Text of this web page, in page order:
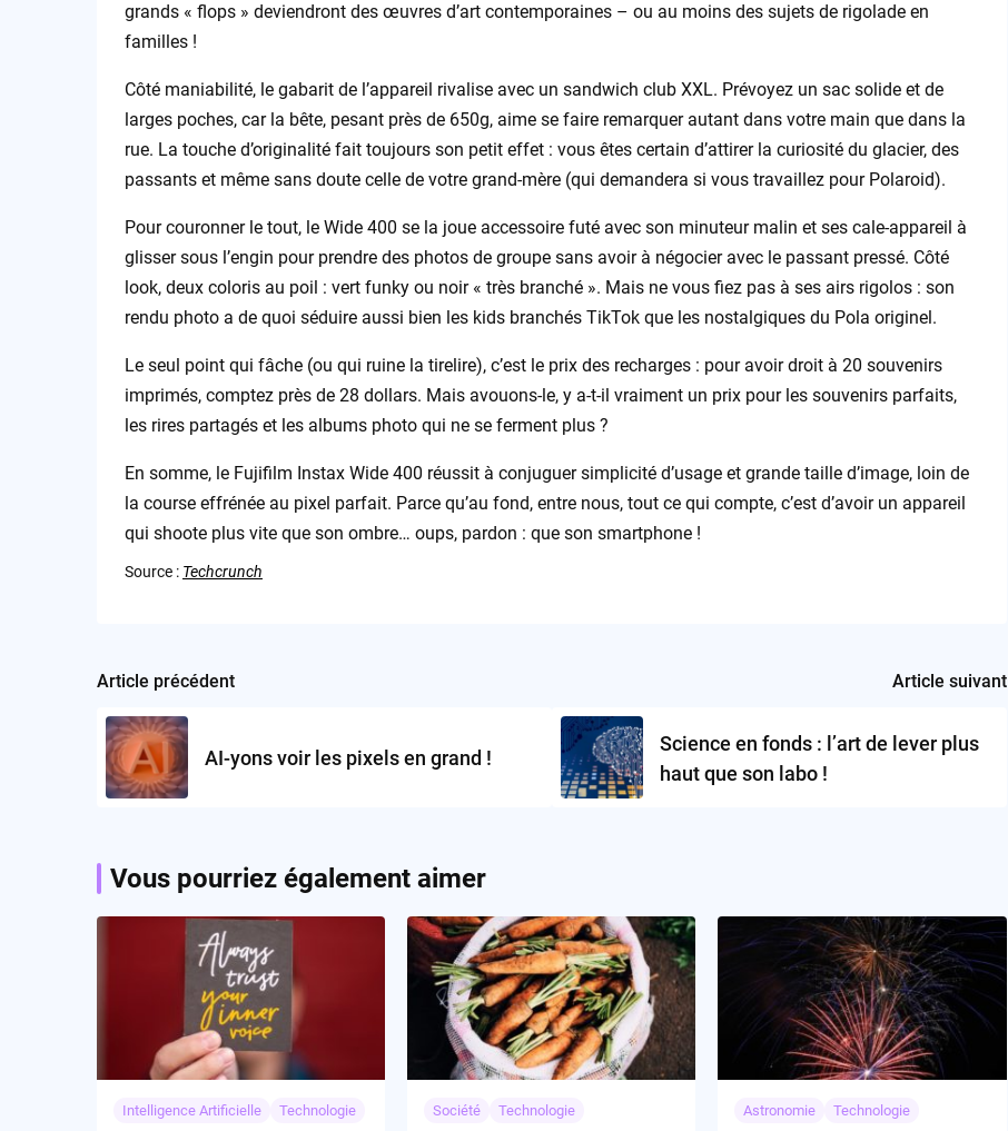
grands « flops » deviendront des œuvres d’art contemporaines – ou au moins des sujets de rigolade en
familles !
Côté maniabilité, le gabarit de l’appareil rivalise avec un sandwich club XXL. Prévoyez un sac solide et de
larges poches, car la bête, pesant près de 650g, aime se faire remarquer autant dans votre main que dans la
rue. La touche d’originalité fait toujours son petit effet : vous êtes certain d’attirer la curiosité du glacier, des
passants et même sans doute celle de votre grand-mère (qui demandera si vous travaillez pour Polaroid).
Pour couronner le tout, le Wide 400 se la joue accessoire futé avec son minuteur malin et ses cale-appareil à
glisser sous l’engin pour prendre des photos de groupe sans avoir à négocier avec le passant pressé. Côté
look, deux coloris au poil : vert funky ou noir « très branché ». Mais ne vous fiez pas à ses airs rigolos : son
rendu photo a de quoi séduire aussi bien les kids branchés TikTok que les nostalgiques du Pola originel.
Le seul point qui fâche (ou qui ruine la tirelire), c’est le prix des recharges : pour avoir droit à 20 souvenirs
imprimés, comptez près de 28 dollars. Mais avouons-le, y a-t-il vraiment un prix pour les souvenirs parfaits,
les rires partagés et les albums photo qui ne se ferment plus ?
En somme, le Fujifilm Instax Wide 400 réussit à conjuguer simplicité d’usage et grande taille d’image, loin de
la course effrénée au pixel parfait. Parce qu’au fond, entre nous, tout ce qui compte, c’est d’avoir un appareil
qui shoote plus vite que son ombre… oups, pardon : que son smartphone !
Source : Techcrunch
Post
navigation
Article précédent
AI-yons voir les pixels en grand !
Article suivant
Science en fonds : l’art de lever plus
haut que son labo !
Vous pourriez également aimer
Intelligence Artificielle Technologie Société Technologie Astronomie Technologie